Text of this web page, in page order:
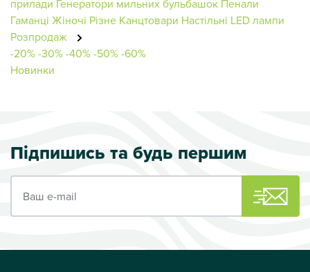
прилади Генератори мильних бульбашок Пенали
Гаманці Жіночі Різне Канцтовари Настільні LED лампи
Розпродаж
-20%-30%-40%-50%-60%
Новинки
Підпишись та будь першим